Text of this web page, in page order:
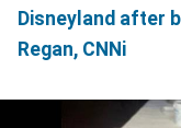
Disneyland after
Regan, CNNi